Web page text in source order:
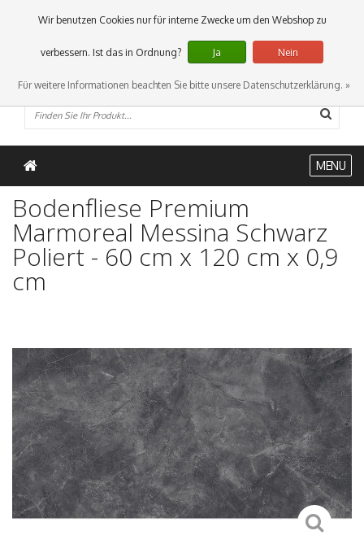
0 Artikel
MENU
Bodenfliese Premium
Marmoreal Messina Schwarz
Poliert - 60 cm x 120 cm x 0,9
cm
Wir benutzen Cookies nur für interne Zwecke um den Webshop zu
verbessern. Ist das in Ordnung? Ja Nein
Für weitere Informationen beachten Sie bitte unsere Datenschutzerklärung. »